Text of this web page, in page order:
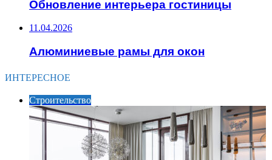
Обновление интерьера гостиницы
11.04.2026
Алюминиевые рамы для окон
ИНТЕРЕСНОЕ
Строительство